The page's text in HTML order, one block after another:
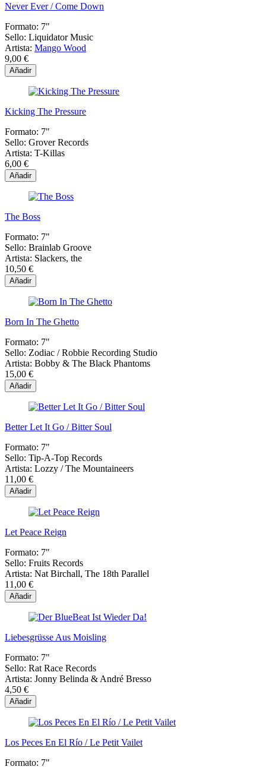
Never Ever / Come Down
Formato: 7"
Sello: Liquidator Music
Artista: Mango Wood
9,00 €
Añadir
Kicking The Pressure
Formato: 7"
Sello: Grover Records
Artista: T-Killas
6,00 €
Añadir
The Boss
Formato: 7"
Sello: Brainlab Groove
Artista: Slackers, the
10,50 €
Añadir
Born In The Ghetto
Formato: 7"
Sello: Zodiac / Robbie Recording Studio
Artista: Bobby & The Black Phantoms
15,00 €
Añadir
Better Let It Go / Bitter Soul
Formato: 7"
Sello: Tip-A-Top Records
Artista: Lozzy / The Mountaineers
11,00 €
Añadir
Let Peace Reign
Formato: 7"
Sello: Fruits Records
Artista: Nat Birchall, The 18th Parallel
11,00 €
Añadir
Liebesgrüsse Aus Moisling
Formato: 7"
Sello: Rat Race Records
Artista: Jonny Belinda & André Bresso
4,50 €
Añadir
Los Peces En El Río / Le Petit Vailet
Formato: 7"